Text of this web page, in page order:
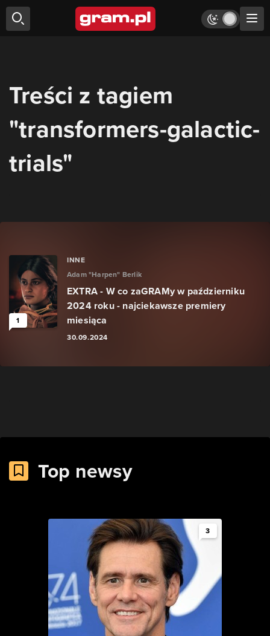
Treści z tagiem
"transformers-galactic-
trials"
1
INNE
Adam "Harpen" Berlik
EXTRA - W co zaGRAMy w październiku
2024 roku - najciekawsze premiery
miesiąca
30.09.2024
Top newsy
3